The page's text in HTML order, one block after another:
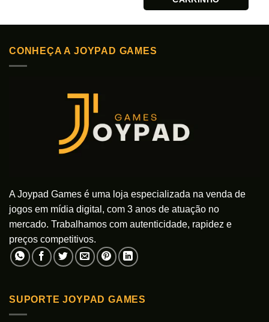
CONHEÇA A JOYPAD GAMES
A Joypad Games é uma loja especializada na venda de
jogos em mídia digital, com 3 anos de atuação no
mercado. Trabalhamos com autenticidade, rapidez e
preços competitivos.
SUPORTE JOYPAD GAMES